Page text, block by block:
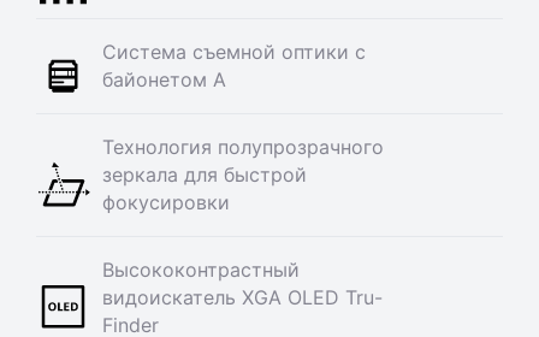
Система съемной оптики с
байонетом А
Технология полупрозрачного
зеркала для быстрой
фокусировки
Высококонтрастный
видоискатель XGA OLED Tru-
Finder